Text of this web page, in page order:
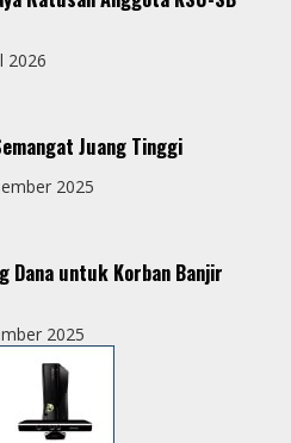
2026
Juang Tinggi
2025
Dana untuk Korban Banjir
2025